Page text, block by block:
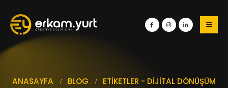
ANASAYFA BLOG ETIKETLER - DIJITAL DÖNÜŞÜM